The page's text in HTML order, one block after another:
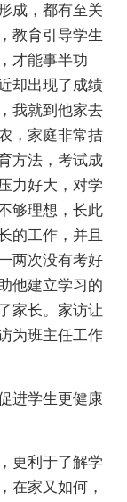
成，都有至关
教育引导学生
才能事半功
却出现了成绩
我就到他家去
，家庭非常拮
方法，考试成
力好大，对学
够理想，长此
的工作，并且
两次没有考好
他建立学习的
家长。家访让
为班主任工作
进学生更健康
更利于了解学
在家又如何，